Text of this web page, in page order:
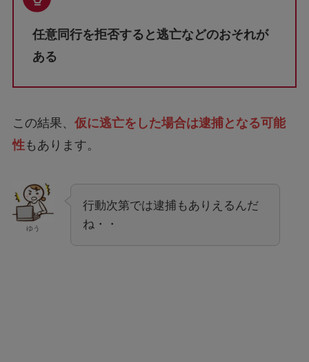
任意同行を拒否すると逃亡などのおそれが
ある
この結果、 仮に逃亡をした場合は逮捕となる可能
性もあります。
ゆう
行動次第では逮捕もありえるんだ
ね・・